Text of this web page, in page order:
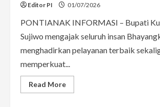
Editor PI 01/07/2026
PONTIANAK INFORMASI – Bupati
Sujiwo mengajak seluruh insan
menghadirkan pelayanan terbaik
memperkuat...
Read MoreRead
more